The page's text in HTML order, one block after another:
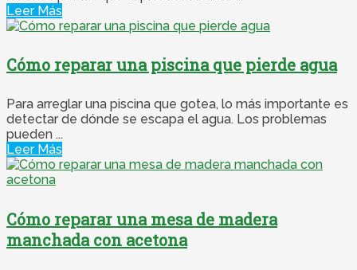
Leer Más
Cómo reparar una piscina que pierde agua
Para arreglar una piscina que gotea, lo más importante es
detectar de dónde se escapa el agua. Los problemas
pueden ...
Leer Más
Cómo reparar una mesa de madera
manchada con acetona